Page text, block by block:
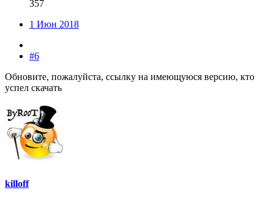
357
1 Июн 2018
#6
Обновите, пожалуйста, ссылку на имеющуюся версию, кто
успел скачать
killoff